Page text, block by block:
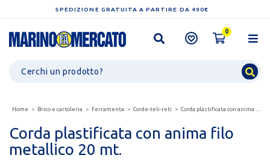
SPEDIZIONE GRATUITA A PARTIRE DA 490€
0
Home Brico e cartoleria Ferramenta Corde-teli-reti Corda plastificata con anima filo metallico 20 mt.
Corda plastificata con anima filo
metallico 20 mt.